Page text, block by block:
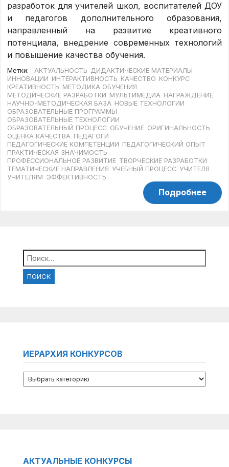
разработок для учителей школ, воспитателей ДОУ
и педагогов дополнительного образования,
направленный на развитие креативного
потенциала, внедрение современных технологий
и повышение качества обучения.
Метки: АКТУАЛЬНОСТЬ ДИДАКТИЧЕСКИЕ МАТЕРИАЛЫ
ИННОВАЦИИ ИНТЕРАКТИВНОСТЬ КАЧЕСТВО КОНКУРС
КРЕАТИВНОСТЬ МЕТОДИКА ОБУЧЕНИЯ
МЕТОДИЧЕСКИЕ РАЗРАБОТКИ МУЛЬТИМЕДИА НАГРАЖДЕНИЕ
НАУЧНО-МЕТОДИЧЕСКАЯ БАЗА НОВЫЕ ТЕХНОЛОГИИ
ОБРАЗОВАТЕЛЬНЫЕ ПРОГРАММЫ
ОБРАЗОВАТЕЛЬНЫЕ ТЕХНОЛОГИИ
ОБРАЗОВАТЕЛЬНЫЙ ПРОЦЕСС ОБУЧЕНИЕ ОРИГИНАЛЬНОСТЬ
ОЦЕНКА КАЧЕСТВА ПЕДАГОГИ
ПЕДАГОГИЧЕСКИЕ КОМПЕТЕНЦИИ ПЕДАГОГИЧЕСКИЙ ОПЫТ
ПРАКТИЧЕСКАЯ ЗНАЧИМОСТЬ
ПРОФЕССИОНАЛЬНОЕ РАЗВИТИЕ ТВОРЧЕСКИЕ РАЗРАБОТКИ
ТЕМАТИЧЕСКИЕ НАПРАВЛЕНИЯ УЧЕБНЫЙ ПРОЦЕСС УЧИТЕЛЯ
УЧИТЕЛЯМ ЭФФЕКТИВНОСТЬ
Подробнее
Найти:
ИЕРАРХИЯ КОНКУРСОВ
АКТУАЛЬНЫЕ КОНКУРСЫ